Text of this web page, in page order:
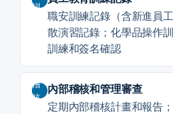
訓
職安訓練記錄（含新進員
散演習記錄；化學品操作
訓練和簽名確認
稽
核
內部稽核和管理審查
定期內部稽核計畫和報告